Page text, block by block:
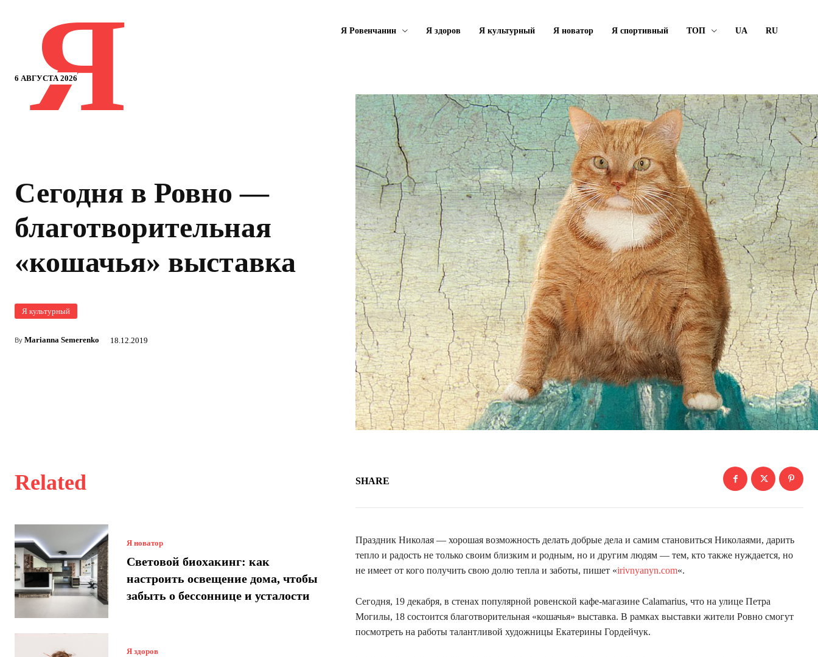
6 АВГУСТА 2026
Я Я Ровенчанин Я здоров Я культурный Я новатор Я спортивный ТОП UA RU
Сегодня в Ровно —
благотворительная
«кошачья» выставка
Я культурный
By Marianna Semerenko 18.12.2019
Related
Я новатор
Световой биохакинг: как
настроить освещение дома, чтобы
забыть о бессоннице и усталости
Я здоров
SHARE
Праздник Николая — хорошая возможность делать добрые дела и самим становиться Николаями, дарить
тепло и радость не только своим близким и родным, но и другим людям — тем, кто также нуждается, но
не имеет от кого получить свою долю тепла и заботы, пишет «irivnyanyn.com«.
Сегодня, 19 декабря, в стенах популярной ровенской кафе-магазине Calamarius, что на улице Петра
Могилы, 18 состоится благотворительная «кошачья» выставка. В рамках выставки жители Ровно смогут
посмотреть на работы талантливой художницы Екатерины Гордейчук.